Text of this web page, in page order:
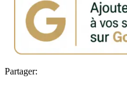
Partager: